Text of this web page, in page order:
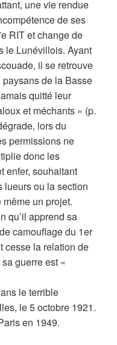
une vie rendue
de ses
RIT et change de
le Lunévillois. Ayant
il se retrouve
de la Basse
quitté leur
et méchants » (p.
lors du
permissions ne
donc les
enfer, souhaitant
lueurs ou la section
un projet.
qu’il apprend sa
camouflage du 1er
cesse la relation de
guerre est «
le terrible
le 5 octobre 1921.
en 1949.